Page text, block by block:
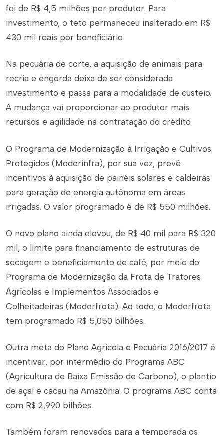
foi de R$ 4,5 milhões por produtor. Para
investimento, o teto permaneceu inalterado em R$
430 mil reais por beneficiário.
Na pecuária de corte, a aquisição de animais para
recria e engorda deixa de ser considerada
investimento e passa para a modalidade de custeio.
A mudança vai proporcionar ao produtor mais
recursos e agilidade na contratação do crédito.
O Programa de Modernização à Irrigação e Cultivos
Protegidos (Moderinfra), por sua vez, prevê
incentivos à aquisição de painéis solares e caldeiras
para geração de energia autônoma em áreas
irrigadas. O valor programado é de R$ 550 milhões.
O novo plano ainda elevou, de R$ 40 mil para R$ 320
mil, o limite para financiamento de estruturas de
secagem e beneficiamento de café, por meio do
Programa de Modernização da Frota de Tratores
Agrícolas e Implementos Associados e
Colheitadeiras (Moderfrota). Ao todo, o Moderfrota
tem programado R$ 5,050 bilhões.
Outra meta do Plano Agrícola e Pecuária 2016/2017 é
incentivar, por intermédio do Programa ABC
(Agricultura de Baixa Emissão de Carbono), o plantio
de açaí e cacau na Amazônia. O programa ABC conta
com R$ 2,990 bilhões.
Também foram renovados para a temporada os